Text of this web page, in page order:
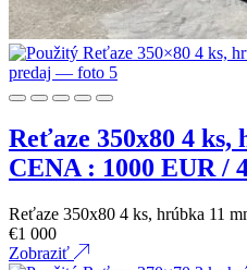
Reťaze 350x80 4
CENA : 1000 EUR /
Reťaze 350x80 4 ks, hrúbka 11
€1 000
Zobraziť